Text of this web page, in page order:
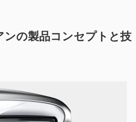
ンの製品コンセプトと技